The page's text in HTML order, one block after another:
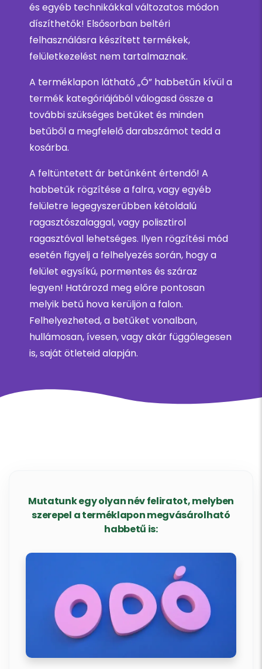
és egyéb technikákkal változatos módon
díszíthetők! Elsősorban beltéri
felhasználásra készített termékek,
felületkezelést nem tartalmaznak.
A terméklapon látható „Ó” habbetűn kívül a
termék kategóriájából válogasd össze a
további szükséges betűket és minden
betűből a megfelelő darabszámot tedd a
kosárba.
A feltüntetett ár betűnként értendő! A
habbetűk rögzítése a falra, vagy egyéb
felületre legegyszerűbben kétoldalú
ragasztószalaggal, vagy polisztirol
ragasztóval lehetséges. Ilyen rögzítési mód
esetén figyelj a felhelyezés során, hogy a
felület egysíkú, pormentes és száraz
legyen! Határozd meg előre pontosan
melyik betű hova kerüljön a falon.
Felhelyezheted, a betűket vonalban,
hullámosan, ívesen, vagy akár függőlegesen
is, saját ötleteid alapján.
Mutatunk egy olyan név feliratot, melyben
szerepel a terméklapon megvásárolható
habbetű is: